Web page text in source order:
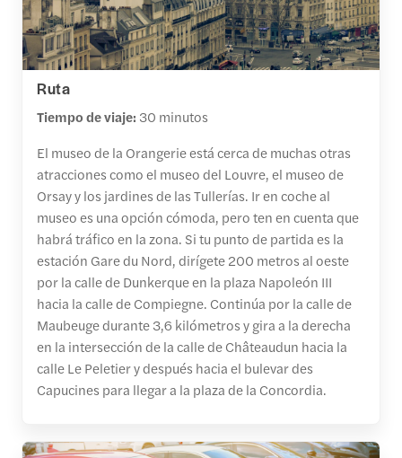
Ruta
Tiempo de viaje: 30 minutos
El museo de la Orangerie está cerca de muchas otras
atracciones como el museo del Louvre, el museo de
Orsay y los jardines de las Tullerías. Ir en coche al
museo es una opción cómoda, pero ten en cuenta que
habrá tráfico en la zona. Si tu punto de partida es la
estación Gare du Nord, dirígete 200 metros al oeste
por la calle de Dunkerque en la plaza Napoleón III
hacia la calle de Compiegne. Continúa por la calle de
Maubeuge durante 3,6 kilómetros y gira a la derecha
en la intersección de la calle de Châteaudun hacia la
calle Le Peletier y después hacia el bulevar des
Capucines para llegar a la plaza de la Concordia.